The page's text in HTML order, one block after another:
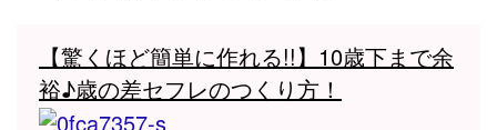
【驚くほど簡単に作れる!!】10歳下まで余
裕♪歳の差セフレのつくり方！